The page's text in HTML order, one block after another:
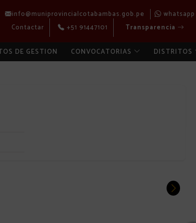
info@muniprovincialcotabambas.gob.pe
whatsapp
Contactar
+51 91447101 Transparencia
DE GESTION CONVOCATORIAS DISTRITOS